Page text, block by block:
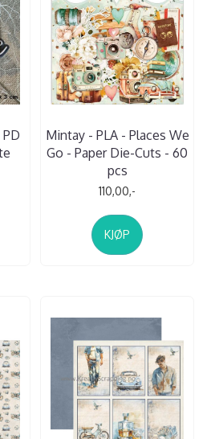
Mintay - PLA - Places We
Go - Paper Die-Cuts - 60
pcs
110,00,-
KJØP